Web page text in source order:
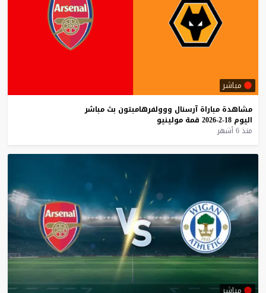
مباشر
مشاهدة مباراة آرسنال ووولفرهامبتون بث مباشر
اليوم 18-2-2026 قمة مولينيو
منذ 6 أشهر